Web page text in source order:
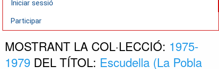
Iniciar sessió
Participar
MOSTRANT LA COL·LECCIÓ: 1975-
1979 DEL TÍTOL: Escudella (La Pobla